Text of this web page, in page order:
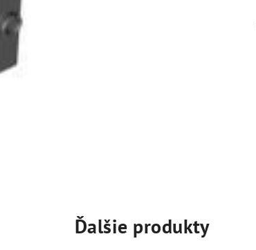
Ďalšie produkty